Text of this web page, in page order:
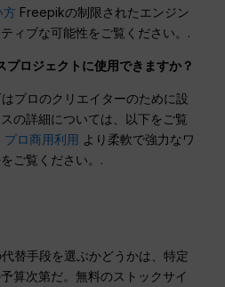
方 Freepikの制限されたエンジン
ィブな可能性をご覧ください。.
ロジェクトに使用できますか？
プロのクリエイターのために設
の詳細については、以下をご覧
プロ商用利用 より柔軟で強力なワ
ご覧ください。.
替手段を選ぶかどうかは、特定
算次第だ。無料のストックサイ